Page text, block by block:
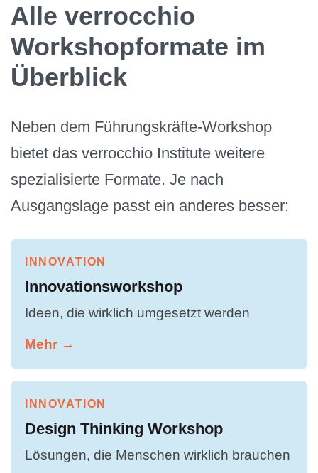
Alle verrocchio
Workshopformate im
Überblick
Neben dem Führungskräfte-Workshop
bietet das verrocchio Institute weitere
spezialisierte Formate. Je nach
Ausgangslage passt ein anderes besser:
INNOVATION
Innovationsworkshop
Ideen, die wirklich umgesetzt werden
Mehr →
INNOVATION
Design Thinking Workshop
Lösungen, die Menschen wirklich brauchen